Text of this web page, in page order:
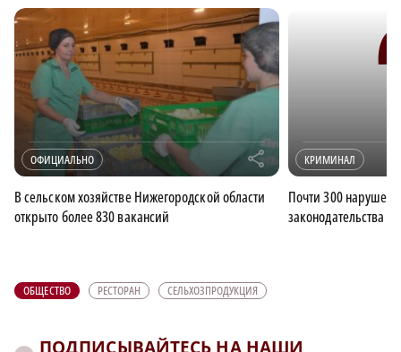
ОФИЦИАЛЬНО r
В сельском хозяйстве Нижегородской области
открыто более 830 вакансий
КРИМИНАЛ
Почти 300
законодательства
ОБЩЕСТВО РЕСТОРАН СЕЛЬХОЗПРОДУКЦИЯ